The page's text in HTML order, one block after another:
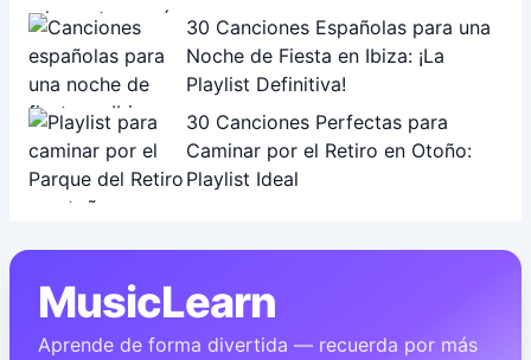
30 Canciones Españolas para una
Noche de Fiesta en Ibiza: ¡La
Playlist Definitiva!
30 Canciones Perfectas para
Caminar por el Retiro en Otoño:
Playlist Ideal
MusicLearn
Aprende de forma divertida — recuerda por más